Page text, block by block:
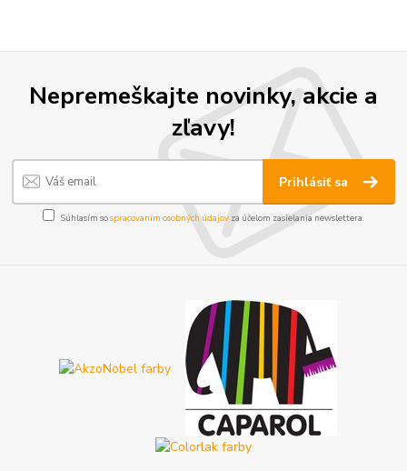
Nepremeškajte novinky, akcie a
zľavy!
Prihlásiť sa
Súhlasím sospracovaním osobných údajov za účelom zasielania newslettera.